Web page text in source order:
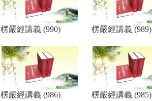
楞嚴經講義 (990) 楞嚴經講義 (989)
楞嚴經講義 (986) 楞嚴經講義 (985)